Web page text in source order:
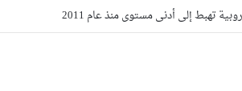
تهبط إلى أدنى مستوى منذ عام 2011